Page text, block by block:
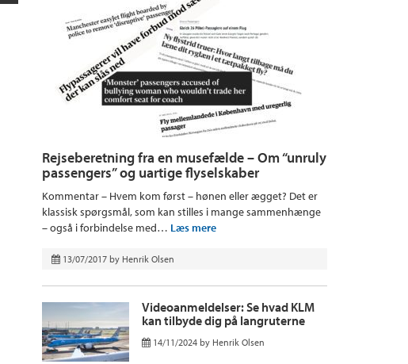
Rejseberetning fra en musefælde – Om “unruly
passengers” og uartige flyselskaber
Kommentar – Hvem kom først – hønen eller ægget? Det er
klassisk spørgsmål, som kan stilles i mange sammenhænge
– også i forbindelse med… Læs mere
13/07/2017 by Henrik Olsen
Videoanmeldelser: Se hvad KLM
kan tilbyde dig på langruterne
14/11/2024 by Henrik Olsen